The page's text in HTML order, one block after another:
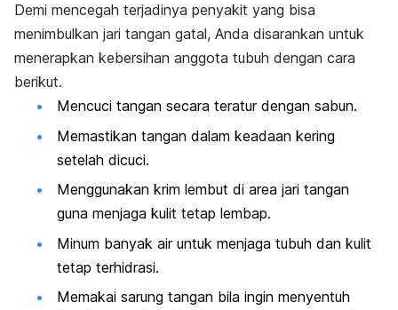
Demi mencegah terjadinya penyakit yang bisa
menimbulkan jari tangan gatal, Anda disarankan untuk
menerapkan kebersihan anggota tubuh dengan cara
berikut.
Mencuci tangan secara teratur dengan sabun.
Memastikan tangan dalam keadaan kering
setelah dicuci.
Menggunakan krim lembut di area jari tangan
guna menjaga kulit tetap lembap.
Minum banyak air untuk menjaga tubuh dan kulit
tetap terhidrasi.
Memakai sarung tangan bila ingin menyentuh